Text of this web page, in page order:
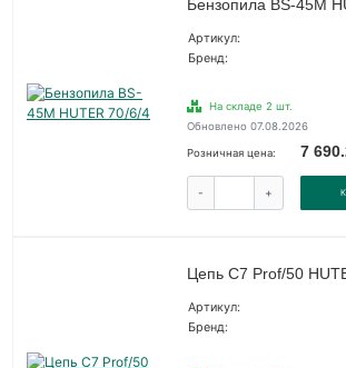
Бензопила BS-45М
Артикул:
Бренд:
На складе 2 шт.
Обновлено 07.08.2026
Розничная цена: 7
- +
Цепь С7 Prof/50
Артикул:
Бренд: